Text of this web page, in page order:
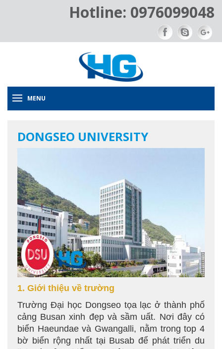
Hotline: 0976099048
MENU
DONGSEO UNIVERSITY
1. Giới thiệu về trường
Trường Đại học Dongseo tọa lạc ở thành phố
cảng Busan xinh đẹp và sầm uất. Nơi đây có
biển Haeundae và Gwangalli, nằm trong top 4
bờ biển rộng nhất tại Busab để phát triển du